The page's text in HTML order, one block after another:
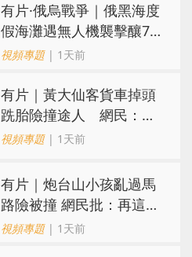
​有片·俄烏戰爭｜俄黑海度
假海灘遇無人機襲擊釀7死
40傷 俄烏各執一詞
視頻專題| 1天前
有片｜黃大仙客貨車掉頭
跣胎險撞途人 網民：飄
移得好靚喎
視頻專題| 1天前
有片｜炮台山小孩亂過馬
路險被撞 網民批：再這樣
很快轉生
視頻專題| 1天前